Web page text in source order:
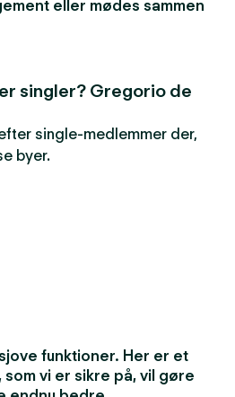
eller mødes sammen
singler? Gregorio de
single-medlemmer der,
byer.
funktioner. Her er et
vi er sikre på, vil gøre